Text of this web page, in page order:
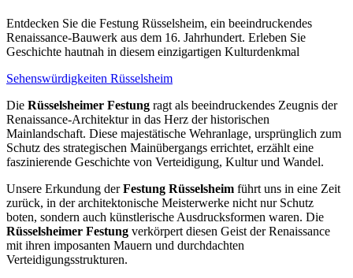
Entdecken Sie die Festung Rüsselsheim, ein beeindruckendes
Renaissance-Bauwerk aus dem 16. Jahrhundert. Erleben Sie
Geschichte hautnah in diesem einzigartigen Kulturdenkmal
Sehenswürdigkeiten Rüsselsheim
Die Rüsselsheimer Festung ragt als beeindruckendes Zeugnis der
Renaissance-Architektur in das Herz der historischen
Mainlandschaft. Diese majestätische Wehranlage, ursprünglich zum
Schutz des strategischen Mainübergangs errichtet, erzählt eine
faszinierende Geschichte von Verteidigung, Kultur und Wandel.
Unsere Erkundung derFestung Rüsselsheim führt uns in eine Zeit
zurück, in der architektonische Meisterwerke nicht nur Schutz
boten, sondern auch künstlerische Ausdrucksformen waren. Die
Rüsselsheimer Festung verkörpert diesen Geist der Renaissance
mit ihren imposanten Mauern und durchdachten
Verteidigungsstrukturen.